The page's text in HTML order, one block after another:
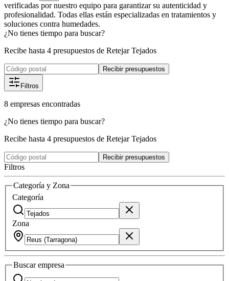
verificadas por nuestro equipo para garantizar su autenticidad y
profesionalidad. Todas ellas están especializadas en tratamientos y
soluciones contra humedades.
¿No tienes tiempo para buscar?
Recibe hasta 4 presupuestos de Retejar Tejados
Recibir presupuestos
Filtros
8 empresas encontradas
¿No tienes tiempo para buscar?
Recibe hasta 4 presupuestos de Retejar Tejados
Recibir presupuestos
Filtros
Categoría y Zona
Categoría
Zona
Buscarempresa